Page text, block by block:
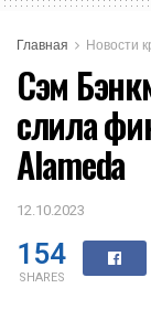
Главная Новости
Сэм
слила
Alameda
12.10.2023
154
SHARES